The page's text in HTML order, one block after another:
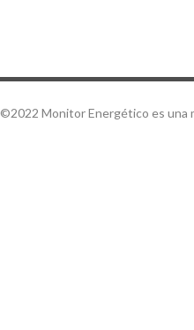
©2022 Monitor Energético es una